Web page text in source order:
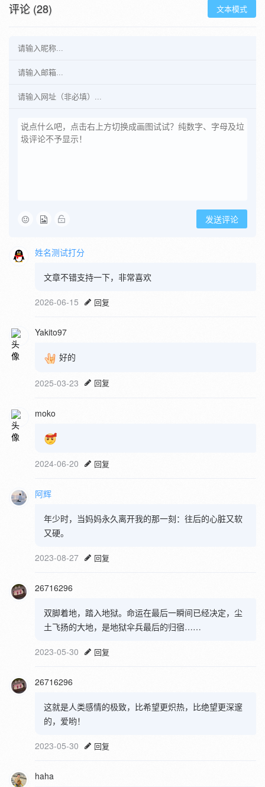
评论 (28) 文本模式
发送评论
姓名测试打分
文章不错支持一下，非常喜欢
2026-06-15 回复
Yakito97
好的
2025-03-23 回复
moko
2024-06-20 回复
阿辉
年少时，当妈妈永久离开我的那一刻：往后的心脏又软
又硬。
2023-08-27 回复
26716296
双脚着地，踏入地狱。命运在最后一瞬间已经决定，尘
土飞扬的大地，是地狱伞兵最后的归宿……
2023-05-30 回复
26716296
这就是人类感情的极致，比希望更炽热，比绝望更深邃
的，爱哟！
2023-05-30 回复
haha